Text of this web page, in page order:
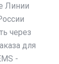
Линии
через
для
-